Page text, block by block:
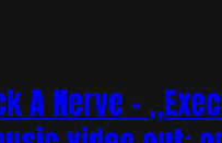
A Nerve –